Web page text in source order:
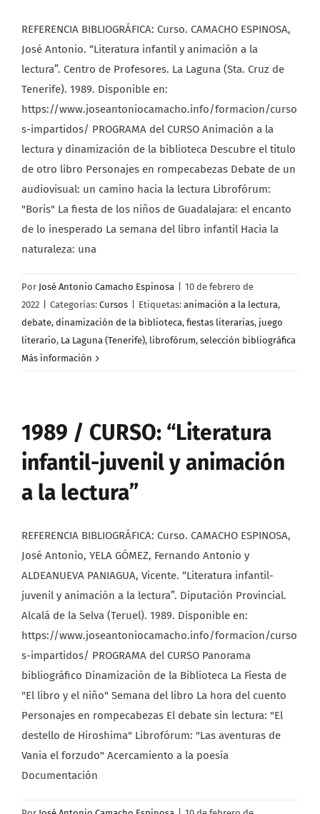
REFERENCIA BIBLIOGRÁFICA: Curso. CAMACHO ESPINOSA,
José Antonio. “Literatura infantil y animación a la
lectura”. Centro de Profesores. La Laguna (Sta. Cruz de
Tenerife). 1989. Disponible en:
https://www.joseantoniocamacho.info/formacion/curso
s-impartidos/ PROGRAMA del CURSO Animación a la
lectura y dinamización de la biblioteca Descubre el titulo
de otro libro Personajes en rompecabezas Debate de un
audiovisual: un camino hacia la lectura Librofórum:
"Boris" La fiesta de los niños de Guadalajara: el encanto
de lo inesperado La semana del libro infantil Hacia la
naturaleza: una
Por José Antonio Camacho Espinosa
10 de febrero de
2022
Categorías: Cursos Etiquetas: animación a la lectura,
debate, dinamización de la biblioteca, fiestas literarias, juego
literario, La Laguna (Tenerife), librofórum, selección bibliográfica
Más información
1989 / CURSO: “Literatura
infantil-juvenil y animación
a la lectura”
REFERENCIA BIBLIOGRÁFICA: Curso. CAMACHO ESPINOSA,
José Antonio, YELA GÓMEZ, Fernando Antonio y
ALDEANUEVA PANIAGUA, Vicente. “Literatura infantil-
juvenil y animación a la lectura”. Diputación Provincial.
Alcalá de la Selva (Teruel). 1989. Disponible en:
https://www.joseantoniocamacho.info/formacion/curso
s-impartidos/ PROGRAMA del CURSO Panorama
bibliográfico Dinamización de la Biblioteca La Fiesta de
"El libro y el niño" Semana del libro La hora del cuento
Personajes en rompecabezas El debate sin lectura: "El
destello de Hiroshima" Librofórum: "Las aventuras de
Vania el forzudo" Acercamiento a la poesía
Documentación